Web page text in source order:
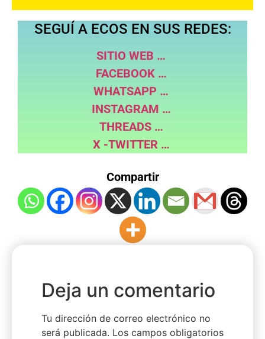
Mercadolibre con descuentos
exclusivos, promociones, cuotas
habitualmente en la plataforma
más usada por los argentinos.
CONSULTAR AQUI
SEGUÍ A ECOS EN SUS REDES:
SITIO WEB …
FACEBOOK …
WHATSAPP …
INSTAGRAM …
THREADS …
X -TWITTER …
Compartir
Deja un comentario
Tu dirección de correo electrónico no
será publicada. Los campos obligatorios